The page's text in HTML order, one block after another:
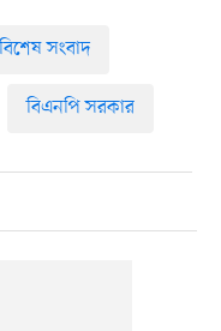
সংবাদ
বিএনপি সরকার